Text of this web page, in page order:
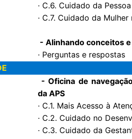
· C.6. Cuidado da
· C.7. Cuidado da
- Alinhando conceitos
· Perguntas e respostas
- Oficina de
da APS
· C.1. Mais Acesso à
· C.2. Cuidado no
· C.3. Cuidado da